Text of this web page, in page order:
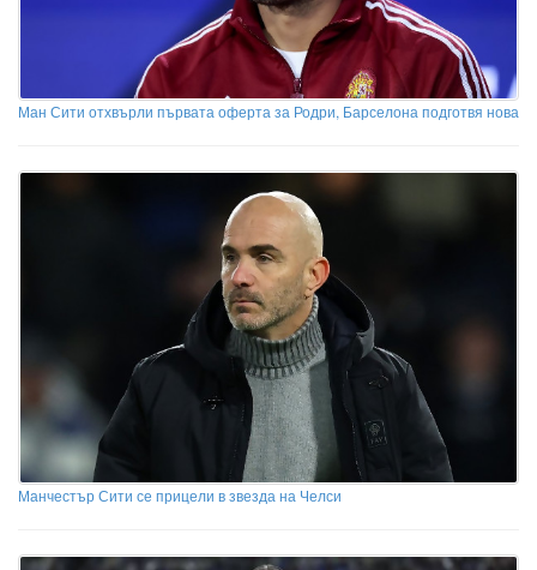
Ман Сити отхвърли първата оферта за Родри, Барселона подготвя нова
Манчестър Сити се прицели в звезда на Челси